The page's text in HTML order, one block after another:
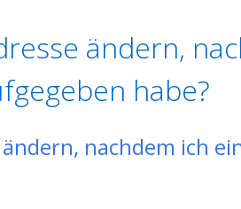
ändern,
habe?
nachdem ich